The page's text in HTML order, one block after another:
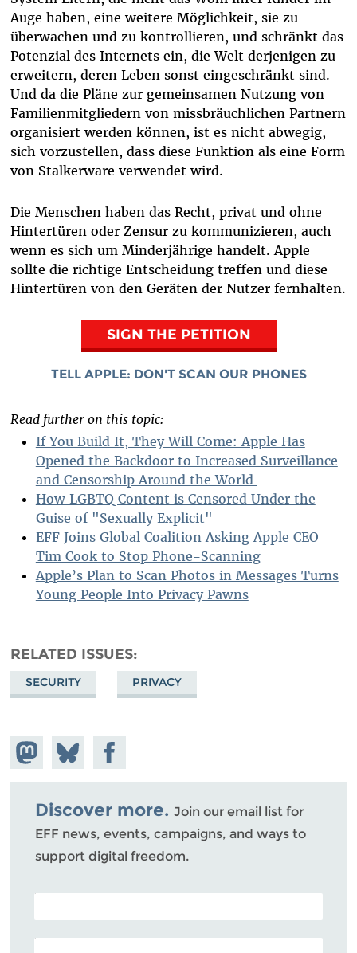
Auge haben, eine weitere Möglichkeit, sie zu
überwachen und zu kontrollieren, und schränkt das
Potenzial des Internets ein, die Welt derjenigen zu
erweitern, deren Leben sonst eingeschränkt sind.
Und da die Pläne zur gemeinsamen Nutzung von
Familienmitgliedern von missbräuchlichen Partnern
organisiert werden können, ist es nicht abwegig,
sich vorzustellen, dass diese Funktion als eine Form
von Stalkerware verwendet wird.
Die Menschen haben das Recht, privat und ohne
Hintertüren oder Zensur zu kommunizieren, auch
wenn es sich um Minderjährige handelt. Apple
sollte die richtige Entscheidung treffen und diese
Hintertüren von den Geräten der Nutzer fernhalten.
SIGN THE PETITION
TELL APPLE: DON'T SCAN OUR PHONES
Read further on this topic:
If You Build It, They Will Come: Apple Has
Opened the Backdoor to Increased Surveillance
and Censorship Around the World
How LGBTQ Content is Censored Under the
Guise of "Sexually Explicit"
EFF Joins Global Coalition Asking Apple CEO
Tim Cook to Stop Phone-Scanning
Apple’s Plan to Scan Photos in Messages Turns
Young People Into Privacy Pawns
RELATED ISSUES
SECURITY PRIVACY
Share on
Mastodon
Share
on
Bluesky
Share on
Facebook
Discover more. Join our email list for
EFF news, events, campaigns, and ways to
support digital freedom.
POSTAL CODE (OPTIONAL)
EMAIL ADDRESS